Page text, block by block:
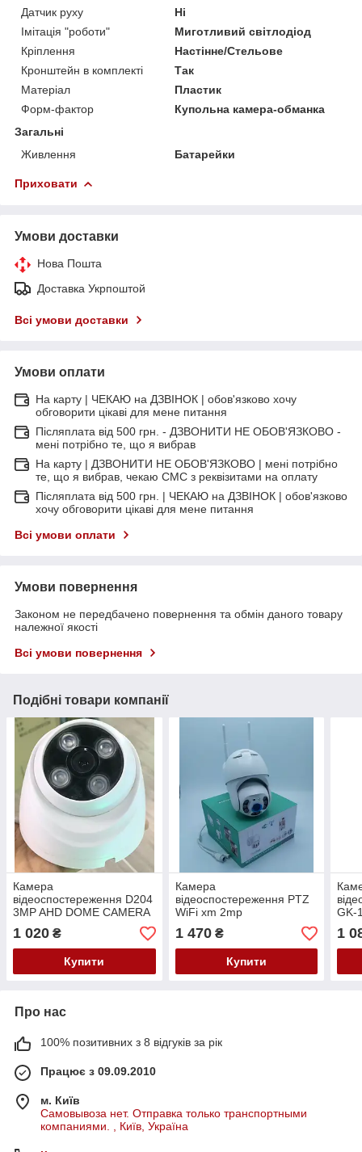
Датчик руху
Ні
Імітація "роботи"
Миготливий світлодіод
Кріплення
Настінне/Стельове
Кронштейн в комплекті
Так
Матеріал
Пластик
Форм-фактор
Купольна камера-обманка
Загальні
Живлення
Батарейки
Приховати
Умови доставки
Нова Пошта
Доставка Укрпоштой
Всі умови доставки
Умови оплати
На карту | ЧЕКАЮ на ДЗВІНОК | обов'язково хочу
обговорити цікаві для мене питання
Післяплата від 500 грн. - ДЗВОНИТИ НЕ ОБОВ'ЯЗКОВО -
мені потрібно те, що я вибрав
На карту | ДЗВОНИТИ НЕ ОБОВ'ЯЗКОВО | мені потрібно
те, що я вибрав, чекаю СМС з реквізитами на оплату
Післяплата від 500 грн. | ЧЕКАЮ на ДЗВІНОК | обов'язково
хочу обговорити цікаві для мене питання
Всі умови оплати
Умови повернення
Законом не передбачено повернення та обмін даного товару
належної якості
Всі умови повернення
Подібні товари компанії
Камера
відеоспостереження D204
3MP AHD DOME CAMERA
/ Нічна зйомка+3MP+HD
якість
1 020 ₴
Купити
Камера
відеоспостереження PTZ
WiFi xm 2mp
1 470₴
Купити
GK-
1
Про нас
100% позитивних з 8 відгуків за рік
Працює з 09.09.2010
м. Київ
Самовывоза нет. Отправка только транспортными
компаниями. , Київ, Україна